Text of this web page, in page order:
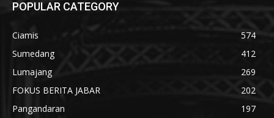
POPULAR CATEGORY
Ciamis
574
Sumedang
412
Lumajang
269
FOKUS BERITA JABAR
202
Pangandaran
197